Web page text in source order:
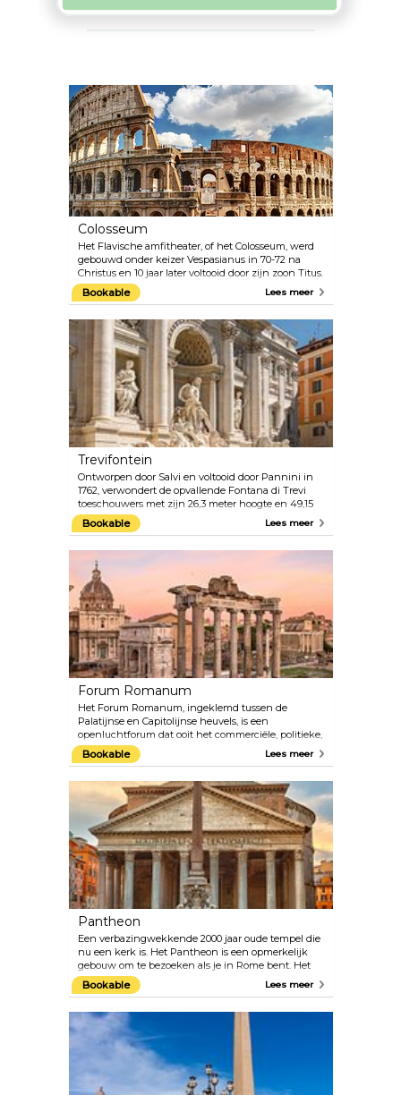
Colosseum
Het Flavische amfitheater, of het Colosseum, werd
gebouwd onder keizer Vespasianus in 70-72 na
Christus en 10 jaar later voltooid door zijn zoon Titus.
Het is een enorme stenen arena die op zijn
hoogtepunt plaats bood aan 80.000 toeschouwers.
Colosseum gewelddadige en brutale vertoningen
gehouden van gladiatorengevechten en gevechten
met wilde dieren, allemaal voor het genot van het
publiek. De inauguratie duurde honderd dagen en
tijdens het evenement kwamen ongeveer 9.000
dieren en 2.000 gladiatoren om het leven.
Tegenwoordig is het Colosseum de meest bezochte
bezienswaardigheid van Rome, die bezoekers altijd
met ontzag achterlaat. Zorg ervoor dat je hier ook 's
avonds komt wanneer het er nog magischer uitziet.
Bookable Lees meer
Trevifontein
Ontworpen door Salvi en voltooid door Pannini in
1762, verwondert de opvallende Fontana di Trevi
toeschouwers met zijn 26,3 meter hoogte en 49,15
meter breedte, waardoor het de grootste barokke
fontein in de stad is en de beroemdste ter wereld.
Fellini's “La Dolce Vita”, hebben zeker bijgedragen
aan de bekendheid. In 2016 koos Fendi de fontein
als het podium van één van de meest memorabele
shows ooit, waarbij een landingsbaan van helder
plexiglas zich uitstrekte over de Trevifontein.
Bookable Lees meer
Forum Romanum
Het Forum Romanum, ingeklemd tussen de
Palatijnse en Capitolijnse heuvels, is een
openluchtforum dat ooit het commerciële, politieke,
sociale en religieuze centrum van het oude Rome
was. Gedurende de keizerlijke periode breidden
uit met tempels, beelden, monumenten, een
senaatsgebouw en lage rechtbanken.
Tegenwoordig is het Forum Romanum één van de
meest bezochte archeologische vindplaatsen ter
wereld en biedt het fascinerende inzichten in de
Romeinse beschaving.
Bookable Lees meer
Pantheon
Een verbazingwekkende 2000 jaar oude tempel die
nu een kerk is. Het Pantheon is een opmerkelijk
gebouw om te bezoeken als je in Rome bent. Het
Pantheon is gebouwd als een tempel voor alle
goden, en is het best bewaarde wonder uit het
fascinerende kenmerk is het ontwerp van de
koepel en de open oculus, de enige bron van
natuurlijk licht. Toeristen van over de hele wereld
komen hier samen om te zien wat Michelangelo
omschreef als een “engelachtig en niet menselijk
ontwerp”. Het Pantheon herbergt ook het graf van
Bookable Lees meer